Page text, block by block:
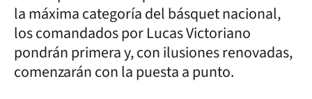
la máxima categoría del básquet nacional,
los comandados por Lucas Victoriano
pondrán primera y, con ilusiones renovadas,
comenzarán con la puesta a punto.